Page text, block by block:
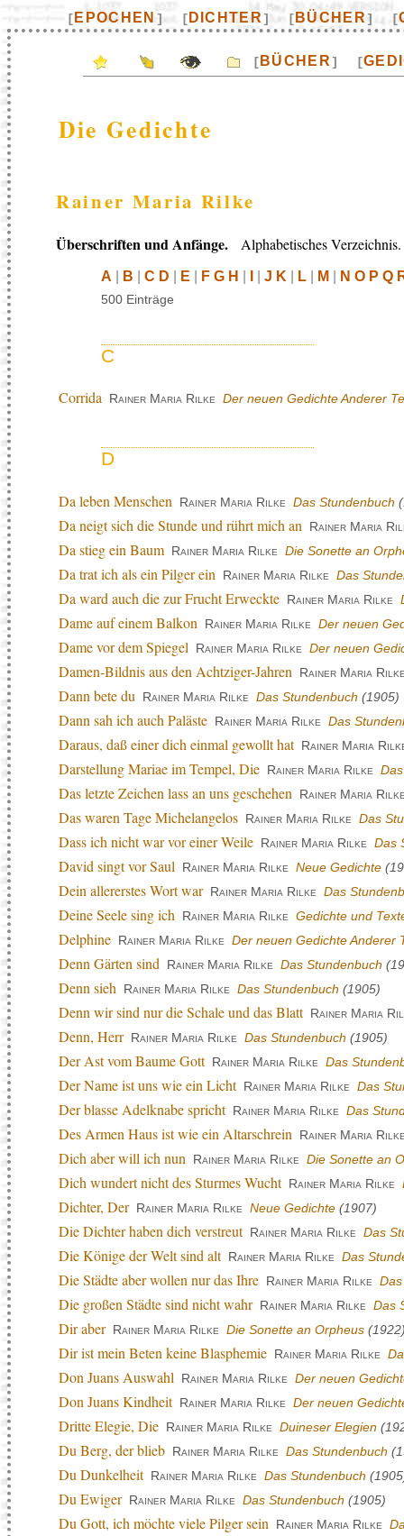
[ EPOCHEN ] [ DICHTER] [ BÜCHER] [
[ BÜCHER] [
Die Gedichte
Rainer Maria Rilke
Überschriften und Anfänge. Alphabetisches Verzeichnis.
A B C D E F G H J K L M N O P Q
500 Einträge
C
Corrida Rainer Maria Rilke Der neuen Gedichte Anderer
D
Da leben Menschen Rainer Maria Rilke Das Stundenbuch
Da neigt sich die Stunde und rührt mich an Rainer Maria
Da stieg ein Baum Rainer Maria Rilke Die Sonette an
Da trat ich als ein Pilger ein Rainer Maria Rilke Das
Da ward auch die zur Frucht Erweckte Rainer Maria Rilke
Dame auf einem Balkon Rainer Maria Rilke Der neuen
Dame vor dem Spiegel Rainer Maria Rilke Der neuen
Damen-Bildnis aus den Achtziger-Jahren Rainer Maria
Dann bete du Rainer Maria Rilke Das Stundenbuch (1905)
Dann sah ich auch Paläste Rainer Maria Rilke Das
Daraus, daß einer dich einmal gewollt hat Rainer Maria
Darstellung Mariae im Tempel, Die Rainer Maria Rilke
Das letzte Zeichen lass an uns geschehen Rainer Maria
Das waren Tage Michelangelos Rainer Maria Rilke Das
Dass ich nicht war vor einer Weile Rainer Maria Rilke Das
David singt vor Saul Rainer Maria Rilke Neue Gedichte
Dein allererstes Wort war Rainer Maria Rilke Das
Deine Seele sing ich Rainer Maria Rilke Gedichte und
Delphine Rainer Maria Rilke Der neuen Gedichte Anderer
Denn Gärten sind Rainer Maria Rilke Das Stundenbuch
Denn sieh Rainer Maria Rilke Das Stundenbuch (1905)
Denn wir sind nur die Schale und das Blatt Rainer Maria
Denn, Herr Rainer Maria Rilke Das Stundenbuch (1905)
Der Ast vom Baume Gott Rainer Maria Rilke Das
Der Name ist uns wie ein Licht Rainer Maria Rilke Das
Der blasse Adelknabe spricht Rainer Maria Rilke Das
Des Armen Haus ist wie ein Altarschrein Rainer Maria
Dich aber will ich nun Rainer Maria Rilke Die Sonette an
Dich wundert nicht des Sturmes Wucht Rainer Maria Rilke
Dichter, Der Rainer Maria Rilke Neue Gedichte (1907)
Die Dichter haben dich verstreut Rainer Maria Rilke Das
Die Könige der Welt sind alt Rainer Maria Rilke Das
Die Städte aber wollen nur das Ihre Rainer Maria Rilke
Die großen Städte sind nicht wahr Rainer Maria Rilke Das
Dir aber Rainer Maria Rilke Die Sonette an Orpheus
Dir ist mein Beten keine Blasphemie Rainer Maria Rilke
Don Juans Auswahl Rainer Maria Rilke Der neuen
Don Juans Kindheit Rainer Maria Rilke Der neuen
Dritte Elegie, Die Rainer Maria Rilke Duineser Elegien
Du Berg, der blieb Rainer Maria Rilke Das Stundenbuch
Du Dunkelheit Rainer Maria Rilke Das Stundenbuch
Du Ewiger Rainer Maria Rilke Das Stundenbuch (1905)
Du Gott, ich möchte viele Pilger sein Rainer Maria Rilke